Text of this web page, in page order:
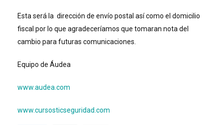
Esta será la dirección de envío postal así como el domicilio
fiscal por lo que agradeceríamos que tomaran nota del
cambio para futuras comunicaciones.
Equipo de Áudea
www.audea.com
www.cursosticseguridad.com